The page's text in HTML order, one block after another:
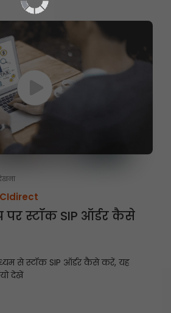
पर स्टॉक SIP ऑर्डर कैसे
से स्टॉक SIP ऑर्डर कैसे करें, यह
देखें